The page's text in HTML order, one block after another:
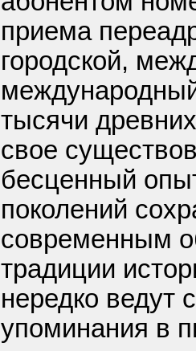
приема
городской,
тысячи
свое
бесценный
поколений
современным
традиции
нередко ведут
упоминания в